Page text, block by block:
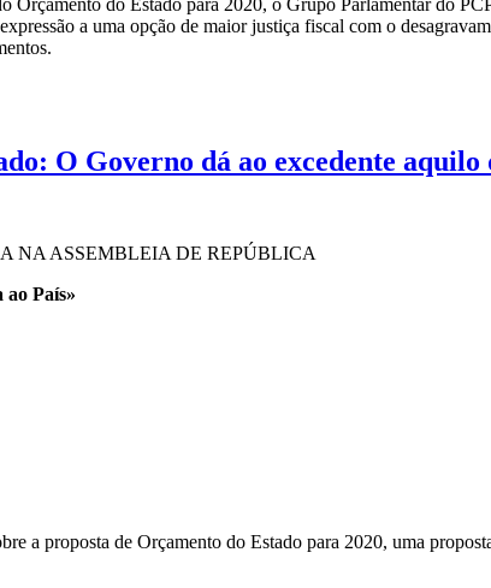
a uma opção de maior justiça fiscal com o
O Governo dá ao excedente aquilo
NA ASSEMBLEIA DE REPÚBLICA
ao País»
a proposta de Orçamento do Estado para 2020, uma